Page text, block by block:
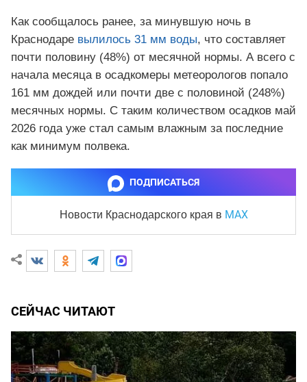
Как сообщалось ранее, за минувшую ночь в
Краснодаре вылилось 31 мм воды, что составляет
почти половину (48%) от месячной нормы. А всего с
начала месяца в осадкомеры метеорологов попало
161 мм дождей или почти две с половиной (248%)
месячных нормы. С таким количеством осадков май
2026 года уже стал самым влажным за последние
как минимум полвека.
ПОДПИСАТЬСЯ
Новости Краснодарского края в MAX
СЕЙЧАС ЧИТАЮТ